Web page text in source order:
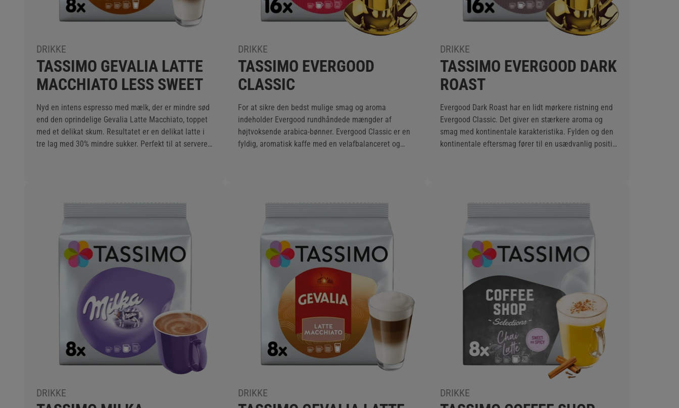
DRIKKE
TASSIMO GEVALIA LATTE
MACCHIATO LESS SWEET
Nyd en intens espresso med mælk, der er mindre sød
end den oprindelige Gevalia Latte Macchiato, toppet
med et delikat skum. Resultatet er en delikat latte i
tre lag med 30% mindre sukker. Perfekt til at servere i
DRIKKE
TASSIMO EVERGOOD
CLASSIC
For at sikre den bedst mulige smag og aroma
indeholder Evergood rundhåndede mængder af
højtvoksende arabica-bønner. Evergood Classic er en
fyldig, aromatisk kaffe med en velafbalanceret og
DRIKKE
TASSIMO EVERGOOD DARK
ROAST
Evergood Dark Roast har en lidt mørkere ristning end
Evergood Classic. Det giver en stærkere aroma og
smag med kontinentale karakteristika. Fylden og den
kontinentale eftersmag fører til en usædvanlig positiv
DRIKKE DRIKKE DRIKKE